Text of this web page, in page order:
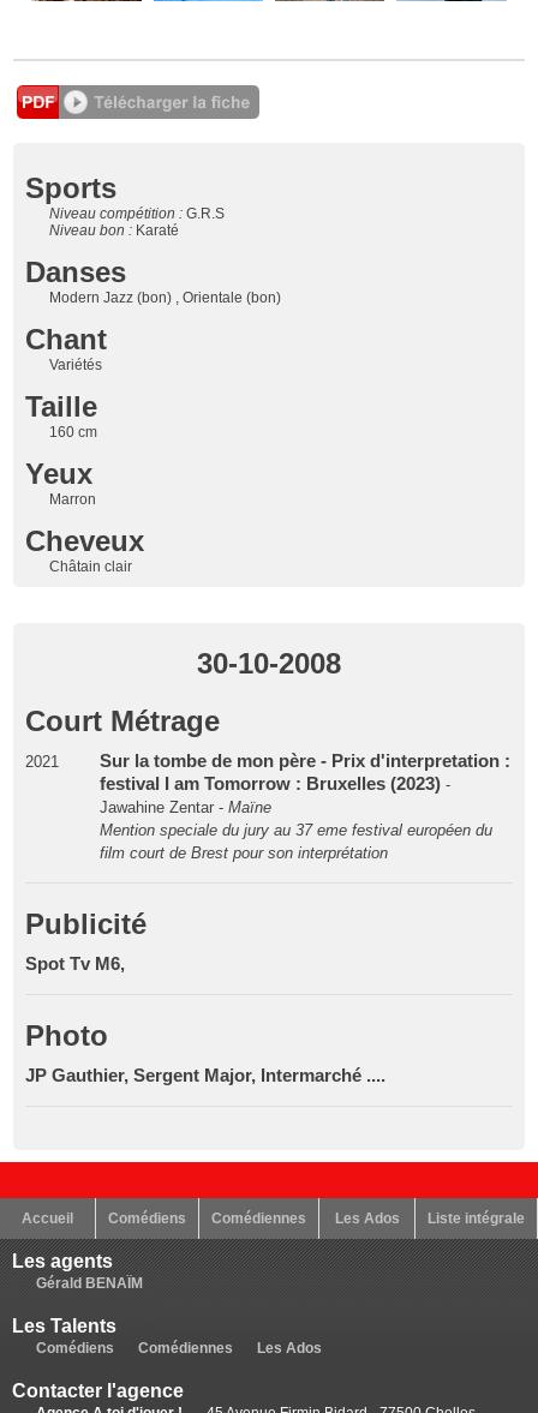
Sports
Niveau compétition :G.R.S
Niveau bon : Karaté
Danses
Modern Jazz (bon) , Orientale (bon)
Chant
Variétés
Taille
160 cm
Yeux
Marron
Cheveux
Châtain clair
30-10-2008
Court Métrage
2021
Sur la tombe de mon père - Prix d'interpretation :
festival I am Tomorrow : Bruxelles (2023)-
Jawahine Zentar - Maïne
Mention speciale du jury au 37 eme festival européen du
film court de Brest pour son interprétation
Publicité
Spot Tv M6,
Photo
JP Gauthier, Sergent Major, Intermarché ....
Accueil Comédiens Comédiennes Les Ados Liste intégrale
Les agents
Gérald BENAÏM
Les Talents
Comédiens Comédiennes Les Ados
Contacter l'agence